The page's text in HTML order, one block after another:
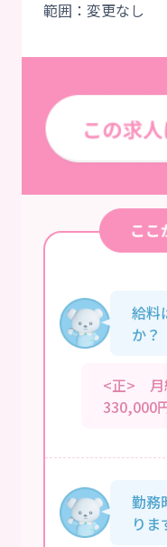
給料
か？
<正> 月
330,000
勤務
りま